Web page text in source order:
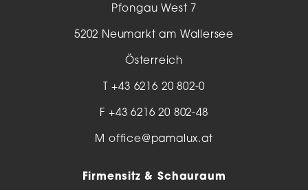
Pfongau West 7
5202 Neumarkt am Wallersee
Österreich
T+43 6216 20 802-0
F +43 6216 20 802-48
M office@pamalux.at
Firmensitz & Schauraum